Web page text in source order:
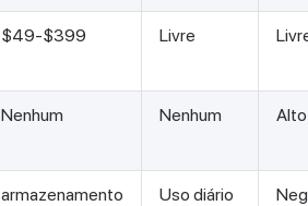
$49-$399 Livre
Nenhum Nenhum Alto
armazenamento
Uso diário